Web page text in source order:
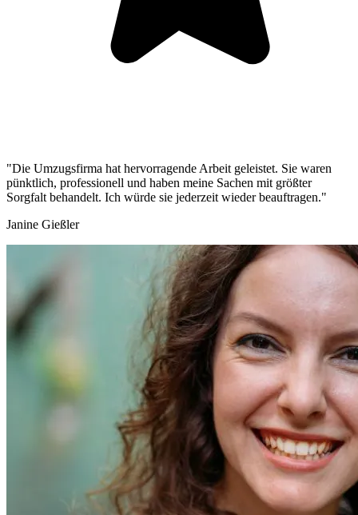
"Die Umzugsfirma hat hervorragende Arbeit geleistet. Sie waren
pünktlich, professionell und haben meine Sachen mit größter
Sorgfalt behandelt. Ich würde sie jederzeit wieder beauftragen."
Janine Gießler